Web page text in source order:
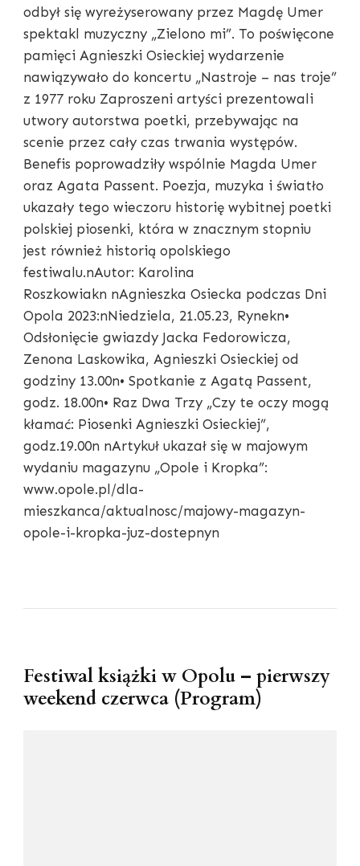
odbył się wyreżyserowany przez Magdę Umer
spektakl muzyczny „Zielono mi”. To poświęcone
pamięci Agnieszki Osieckiej wydarzenie
nawiązywało do koncertu „Nastroje – nas troje”
z 1977 roku Zaproszeni artyści prezentowali
utwory autorstwa poetki, przebywając na
scenie przez cały czas trwania występów.
Benefis poprowadziły wspólnie Magda Umer
oraz Agata Passent. Poezja, muzyka i światło
ukazały tego wieczoru historię wybitnej poetki
polskiej piosenki, która w znacznym stopniu
jest również historią opolskiego
festiwalu.nAutor: Karolina
Roszkowiakn nAgnieszka Osiecka podczas Dni
Opola 2023:nNiedziela, 21.05.23, Rynekn•
Odsłonięcie gwiazdy Jacka Fedorowicza,
Zenona Laskowika, Agnieszki Osieckiej od
godziny 13.00n• Spotkanie z Agatą Passent,
godz. 18.00n• Raz Dwa Trzy „Czy te oczy mogą
kłamać: Piosenki Agnieszki Osieckiej”,
godz.19.00n nArtykuł ukazał się w majowym
wydaniu magazynu „Opole i Kropka”:
www.opole.pl/dla-
mieszkanca/aktualnosc/majowy-magazyn-
opole-i-kropka-juz-dostepnyn
Festiwal książki w Opolu – pierwszy
weekend czerwca (Program)